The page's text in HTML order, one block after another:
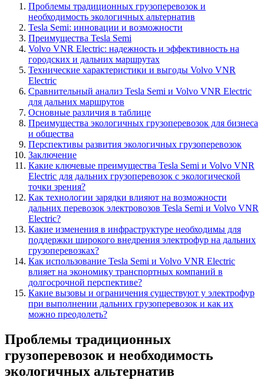
Проблемы традиционных грузоперевозок и
необходимость экологичных альтернатив
Tesla Semi: инновации и возможности
Преимущества Tesla Semi
Volvo VNR Electric: надежность и эффективность на
городских и дальних маршрутах
Технические характеристики и выгоды Volvo VNR
Electric
Сравнительный анализ Tesla Semi и Volvo VNR Electric
для дальних маршрутов
Основные различия в таблице
Преимущества экологичных грузоперевозок для бизнеса
и общества
Перспективы развития экологичных грузоперевозок
Заключение
Какие ключевые преимущества Tesla Semi и Volvo VNR
Electric для дальних грузоперевозок с экологической
точки зрения?
Как технологии зарядки влияют на возможности
дальних перевозок электровозов Tesla Semi и Volvo VNR
Electric?
Какие изменения в инфраструктуре необходимы для
поддержки широкого внедрения электрофур на дальних
грузоперевозках?
Как использование Tesla Semi и Volvo VNR Electric
влияет на экономику транспортных компаний в
долгосрочной перспективе?
Какие вызовы и ограничения существуют у электрофур
при выполнении дальних грузоперевозок и как их
можно преодолеть?
Проблемы традиционных
грузоперевозок и необходимость
экологичных альтернатив